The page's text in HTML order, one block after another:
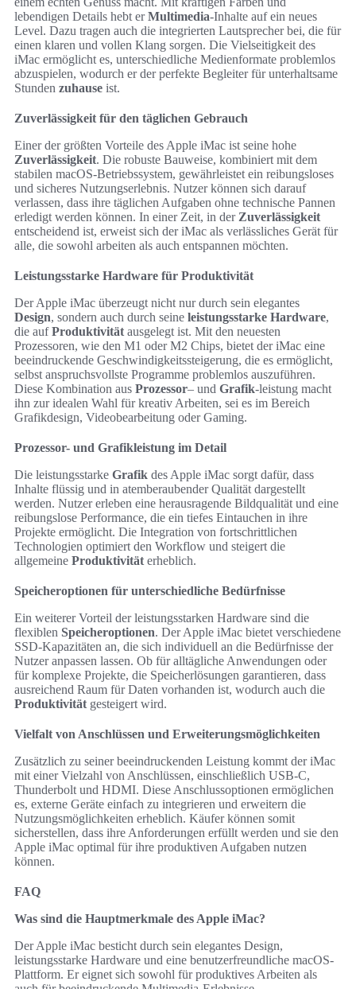
lebendigen Details hebt erMultimedia-Inhalte auf ein neues
Level. Dazu tragen auch die integrierten Lautsprecher bei, die für
einen klaren und vollen Klang sorgen. Die Vielseitigkeit des
iMac ermöglicht es, unterschiedliche Medienformate problemlos
abzuspielen, wodurch er der perfekte Begleiter für unterhaltsame
Stunden zuhause ist.
Zuverlässigkeit für den täglichen Gebrauch
Einer der größten Vorteile des Apple iMac ist seine hohe
Zuverlässigkeit. Die robuste Bauweise, kombiniert mit dem
stabilen macOS-Betriebssystem, gewährleistet ein reibungsloses
und sicheres Nutzungserlebnis. Nutzer können sich darauf
verlassen, dass ihre täglichen Aufgaben ohne technische Pannen
erledigt werden können. In einer Zeit, in der Zuverlässigkeit
entscheidend ist, erweist sich der iMac als verlässliches Gerät für
alle, die sowohl arbeiten als auch entspannen möchten.
Leistungsstarke Hardware für Produktivität
Der Apple iMac überzeugt nicht nur durch sein elegantes
Design, sondern auch durch seine leistungsstarke Hardware,
die aufProduktivität ausgelegt ist. Mit den neuesten
Prozessoren, wie den M1 oder M2 Chips, bietet der iMac eine
beeindruckende Geschwindigkeitssteigerung, die es ermöglicht,
selbst anspruchsvollste Programme problemlos auszuführen.
Diese Kombination aus Prozessor– und Grafik-leistung macht
ihn zur idealen Wahl für kreativ Arbeiten, sei es im Bereich
Grafikdesign, Videobearbeitung oder Gaming.
Prozessor- und Grafikleistung im Detail
Die leistungsstarke Grafik des Apple iMac sorgt dafür, dass
Inhalte flüssig und in atemberaubender Qualität dargestellt
werden. Nutzer erleben eine herausragende Bildqualität und eine
reibungslose Performance, die ein tiefes Eintauchen in ihre
Projekte ermöglicht. Die Integration von fortschrittlichen
Technologien optimiert den Workflow und steigert die
allgemeine Produktivität erheblich.
Speicheroptionen für unterschiedliche Bedürfnisse
Ein weiterer Vorteil der leistungsstarken Hardware sind die
flexiblen Speicheroptionen. Der Apple iMac bietet verschiedene
SSD-Kapazitäten an, die sich individuell an die Bedürfnisse der
Nutzer anpassen lassen. Ob für alltägliche Anwendungen oder
für komplexe Projekte, die Speicherlösungen garantieren, dass
ausreichend Raum für Daten vorhanden ist, wodurch auch die
Produktivität gesteigert wird.
Vielfalt von Anschlüssen und Erweiterungsmöglichkeiten
Zusätzlich zu seiner beeindruckenden Leistung kommt der iMac
mit einer Vielzahl von Anschlüssen, einschließlich USB-C,
Thunderbolt und HDMI. Diese Anschlussoptionen ermöglichen
es, externe Geräte einfach zu integrieren und erweitern die
Nutzungsmöglichkeiten erheblich. Käufer können somit
sicherstellen, dass ihre Anforderungen erfüllt werden und sie den
Apple iMac optimal für ihre produktiven Aufgaben nutzen
können.
FAQ
Was sind die Hauptmerkmale des Apple iMac?
Der Apple iMac besticht durch sein elegantes Design,
leistungsstarke Hardware und eine benutzerfreundliche macOS-
Plattform. Er eignet sich sowohl für produktives Arbeiten als